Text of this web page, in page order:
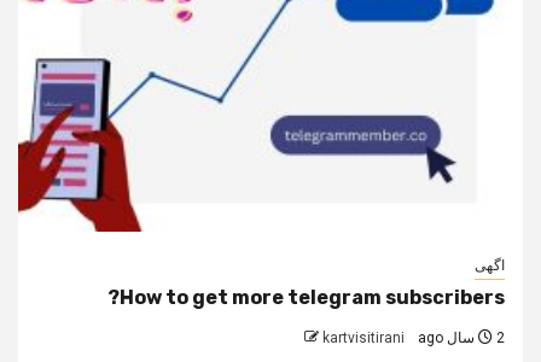
اگهی
How to get more telegram subscribers?
2 سال ago kartvisitirani